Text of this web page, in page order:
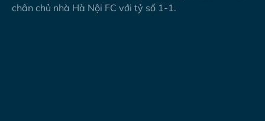
chân chủ nhà Hà Nội FC với tỷ số 1-1.